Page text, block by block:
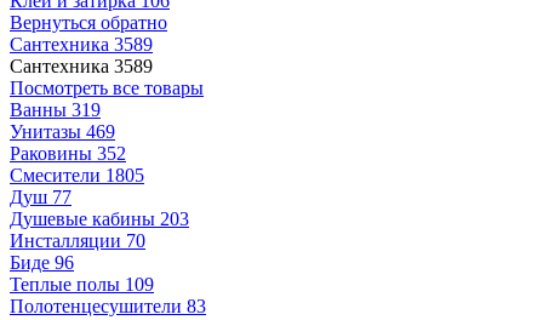
Вернуться обратно
Сантехника 3589
Сантехника 3589
Посмотреть все товары
Ванны 319
Унитазы 469
Раковины 352
Смесители 1805
Душ 77
Душевые кабины 203
Инсталляции 70
Биде 96
Теплые полы 109
Полотенцесушители 83